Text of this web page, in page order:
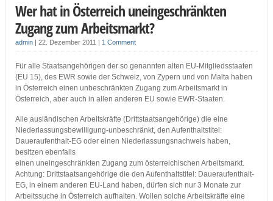
Wer hat in Österreich uneingeschränkten
Zugang zum Arbeitsmarkt?
admin| 22. Dezember 2011 | 1 Comment
Für alle Staatsangehörigen der so genannten alten EU-Mitgliedsstaaten
(EU 15), des EWR sowie der Schweiz, von Zypern und von Malta haben
in Österreich einen unbeschränkten Zugang zum Arbeitsmarkt in
Österreich, aber auch in allen anderen EU sowie EWR-Staaten.
Alle ausländischen Arbeitskräfte (Drittstaatsangehörige) die eine
Niederlassungsbewilligung-unbeschränkt, den Aufenthaltstitel:
Daueraufenthalt-EG oder einen Niederlassungsnachweis haben,
besitzen ebenfalls
einen uneingeschränkten Zugang zum österreichischen Arbeitsmarkt.
Achtung: Drittstaatsangehörige die den Aufenthaltstitel: Daueraufenthalt-
EG, in einem anderen EU-Land haben, dürfen sich nur 3 Monate zur
Arbeitssuche in Österreich aufhalten. Wollen solche Arbeitskräfte eine